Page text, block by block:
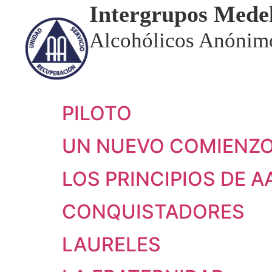
Intergrupos
Alcohólicos
PILOTO
UN NUEVO
LOS PRINCIPIOS DE
CONQUISTADORES
LAURELES